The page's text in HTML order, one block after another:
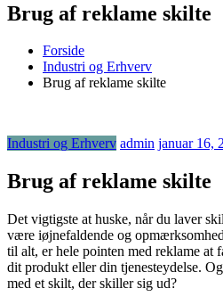
Brug af reklame skilte
Forside
Industri og Erhverv
Brug af reklame skilte
Industri og Erhverv admin januar 16,
Brug af reklame skilte
Det vigtigste at huske, når du laver
være iøjnefaldende og
til alt, er hele pointen med reklame
dit produkt eller din tjenesteydelse.
med et skilt, der skiller sig ud?